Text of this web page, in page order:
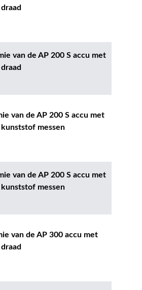
van de AP 200 S accu met
van de AP 200 S accu met
messen
van de AP 200 S accu met
messen
van de AP 300 accu met